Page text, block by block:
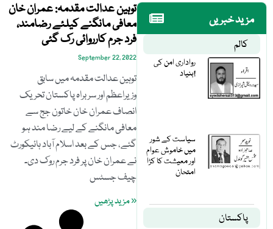
مزید خبریں
کالم
رواداری امن کی
بنیاد!
سیاست کے شور
میں خاموش عوام
اور معیشت کا کڑا
امتحان
پاکستان
توہین عدالت مقدمہ: عمران خان
معافی مانگنے کیلئے رضامند،
فرد جرم کارروائی رک گئی
September 22, 2022
توہین عدالت مقدمہ میں سابق
وزیراعظم اور سربراہ پاکستان تحریک
انصاف عمران خان خاتون جج سے
معافی مانگنے کے لیے رضا مند ہو
گئے، جس کے بعد اسلام آباد ہائیکورٹ
نے عمران خان پر فرد جرم روک دی۔
چیف جسٹس
« مزید پڑھیں